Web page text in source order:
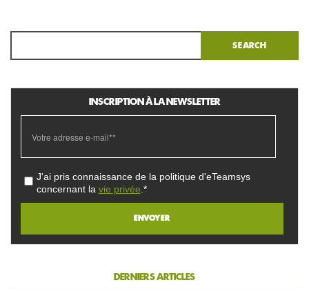
INSCRIPTION À LA NEWSLETTER
J'ai pris connaissance de la politique d'eTeamsys
concernant la vie privée .*
DERNIERS ARTICLES